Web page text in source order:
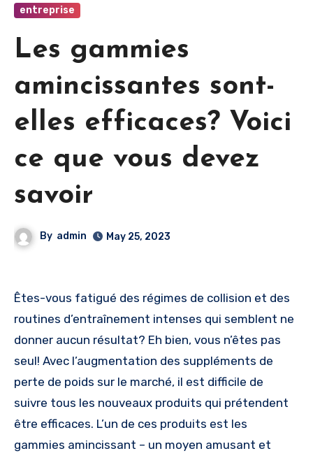
entreprise
Les gammies
amincissantes sont-
elles efficaces? Voici
ce que vous devez
savoir
By admin May 25, 2023
Êtes-vous fatigué des régimes de collision et des
routines d’entraînement intenses qui semblent ne
donner aucun résultat? Eh bien, vous n’êtes pas
seul! Avec l’augmentation des suppléments de
perte de poids sur le marché, il est difficile de
suivre tous les nouveaux produits qui prétendent
être efficaces. L’un de ces produits est les
gammies amincissant – un moyen amusant et